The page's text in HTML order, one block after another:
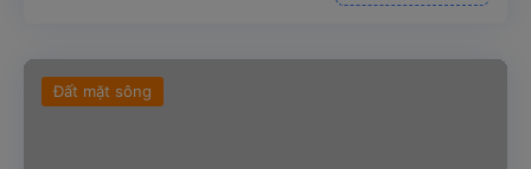
Đất mặt sông